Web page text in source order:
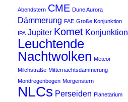
Abendstern CME Dune Aurora
Dämmerung FAE Große Konjunktion
IPA Jupiter Komet Konjunktion
Leuchtende
Nachtwolken Meteor
Milchstraße Mitternachtsdämmerung
Mondregenbogen Morgenstern
NLCs Perseiden Planetarium